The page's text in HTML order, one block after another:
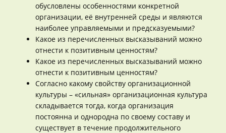
обусловлены особенностями конкретной
организации, её внутренней среды и являются
наиболее управляемыми и предсказуемыми?
Какое из перечисленных высказываний можно
отнести к позитивным ценностям?
Какое из перечисленных высказываний можно
отнести к позитивным ценностям?
Согласно какому свойству организационной
культуры – «сильная» организационная культура
складывается тогда, когда организация
постоянна и однородна по своему составу и
существует в течение продолжительного